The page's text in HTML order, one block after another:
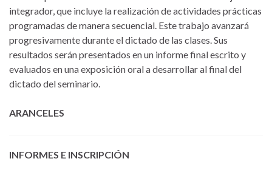
integrador, que incluye la realización de actividades prácticas
programadas de manera secuencial. Este trabajo avanzará
progresivamente durante el dictado de las clases. Sus
resultados serán presentados en un informe final escrito y
evaluados en una exposición oral a desarrollar al final del
dictado del seminario.
ARANCELES
INFORMES E INSCRIPCIÓN